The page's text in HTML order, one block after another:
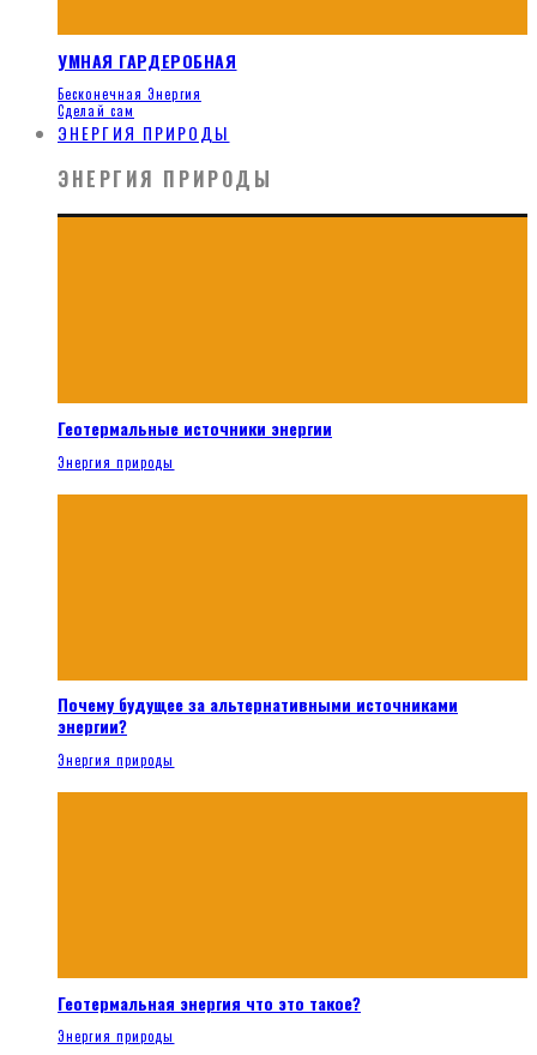
УМНАЯ ГАРДЕРОБНАЯ
Бесконечная Энергия
Сделай сам
ЭНЕРГИЯ ПРИРОДЫ
ЭНЕРГИЯ ПРИРОДЫ
Геотермальные источники энергии
Энергия природы
Почему будущее за альтернативными источниками
энергии?
Энергия природы
Геотермальная энергия что это такое?
Энергия природы